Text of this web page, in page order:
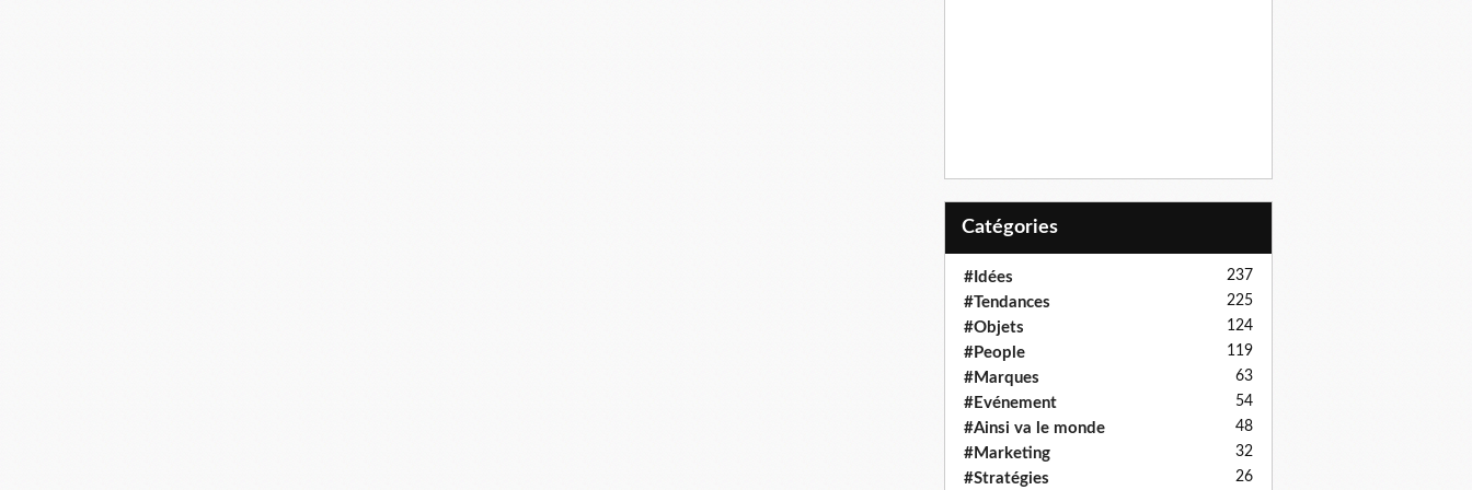
Catégories
#Idées 237
#Tendances 225
#Objets 124
#People 119
#Marques 63
#Evénement 54
#Ainsi va le monde 48
#Marketing 32
#Stratégies 26